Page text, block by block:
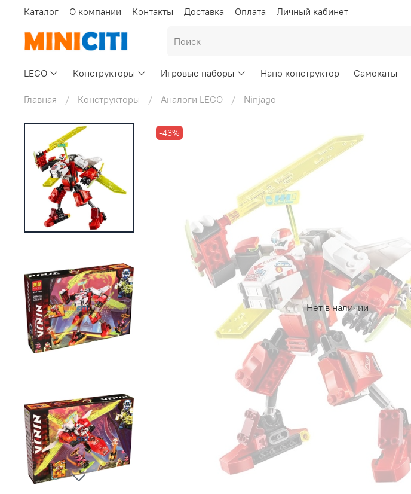
Каталог О компании Контакты Доставка Оплата Личный кабинет
LEGO Конструкторы Игровые наборы Нано конструктор Самокаты
Главная Конструкторы Аналоги LEGO Ninjago
Нет в наличии
-43%